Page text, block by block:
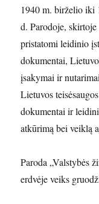
1940 m. birželio iki
d. Parodoje,
pristatomi leidinio
dokumentai,
įsakymai ir
Lietuvos
dokumentai ir
atkūrimą bei veiklą
Paroda „Valstybės
erdvėje veiks